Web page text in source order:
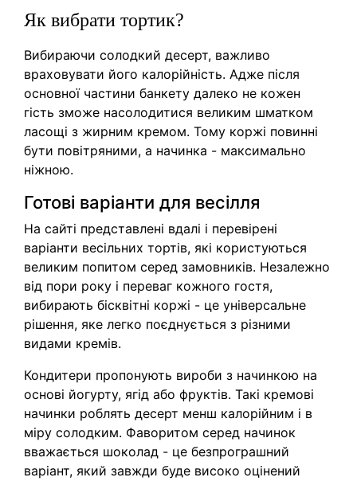
Як вибрати тортик?
Вибираючи солодкий десерт, важливо
враховувати його калорійність. Адже після
основної частини банкету далеко не кожен
гість зможе насолодитися великим шматком
ласощі з жирним кремом. Тому коржі повинні
бути повітряними, а начинка - максимально
ніжною.
Готові варіанти для весілля
На сайті представлені вдалі і перевірені
варіанти весільних тортів, які користуються
великим попитом серед замовників. Незалежно
від пори року і переваг кожного гостя,
вибирають бісквітні коржі - це універсальне
рішення, яке легко поєднується з різними
видами кремів.
Кондитери пропонують вироби з начинкою на
основі йогурту, ягід або фруктів. Такі кремові
начинки роблять десерт менш калорійним і в
міру солодким. Фаворитом серед начинок
вважається шоколад - це безпрограшний
варіант, який завжди буде високо оцінений